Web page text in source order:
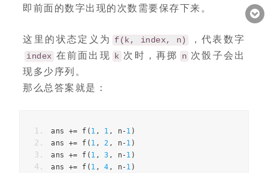
即前面的数字出现的次数需要保存下来。
这里的状态定义为 f(k, index, n) ，代表数字
index 在前面出现 k 次时，再掷 n 次骰子会出
现多少序列。
那么总答案就是：
ans += f ( 1 , 1 , n-1 )
ans += f ( 1 , 2 , n-1 )
ans += f ( 1 , 3 , n-1 )
ans += f ( 1 , 4 , n-1 )